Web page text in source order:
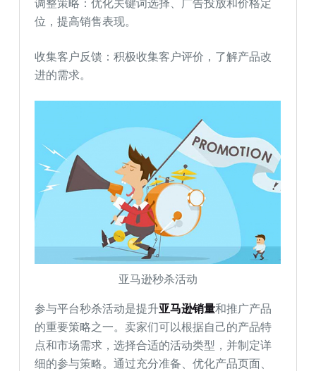
调整策略：优化关键词选择、广告投放和价格定
位，提高销售表现。
收集客户反馈：积极收集客户评价，了解产品改
进的需求。
亚马逊秒杀活动
参与平台秒杀活动是提升亚马逊销量和推广产品
的重要策略之一。卖家们可以根据自己的产品特
点和市场需求，选择合适的活动类型，并制定详
细的参与策略。通过充分准备、优化产品页面、